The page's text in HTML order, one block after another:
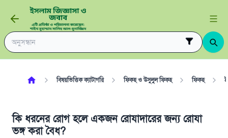
বিষয়ভিত্তিক ক্যাটাগরি ফিকহ ও উসুলুল ফিকহ ফিকহ
কি ধরনের রোগ হলে একজন রোযাদারের জন্য রোযা
ভঙ্গ করা বৈধ?